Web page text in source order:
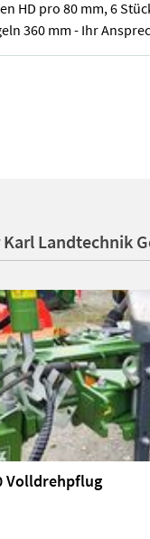
HD pro 80 mm, 6
360 mm - Ihr
Grubber (BJ:
Landtechnik
Volldrehpflug